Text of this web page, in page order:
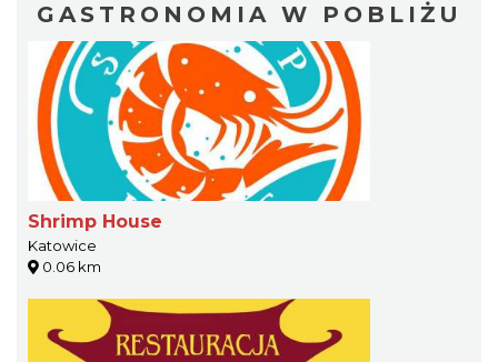
GASTRONOMIA W POBLIŻU
Shrimp House
Katowice
0.06 km